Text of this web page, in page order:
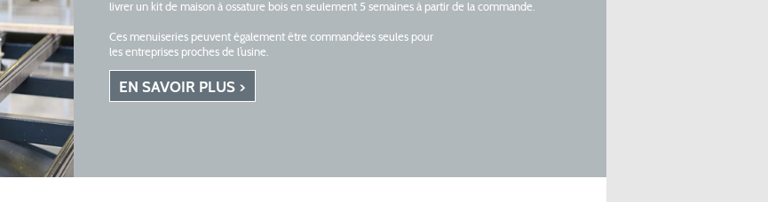
livrer un kit de maison à ossature bois en seulement 5 semaines à partir de la commande.
Ces menuiseries peuvent également être commandées seules pour
les entreprises proches de l’usine.
EN SAVOIR PLUS